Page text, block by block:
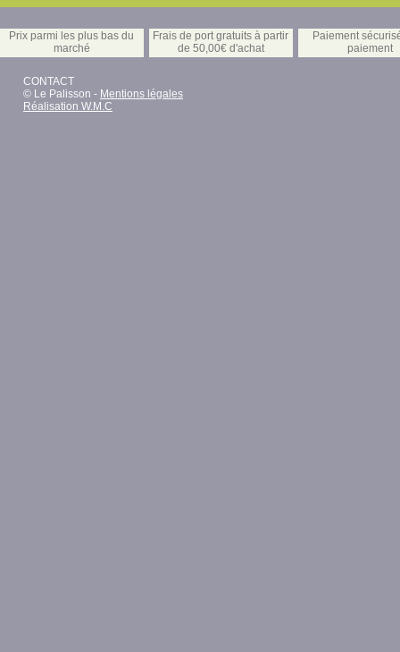
Prix parmi les plus bas du
marché
Frais de port gratuits à partir
de 50,00€ d'achat
Paiement
paiement
CONTACT
© Le Palisson - Mentions légales
Réalisation W.M.C